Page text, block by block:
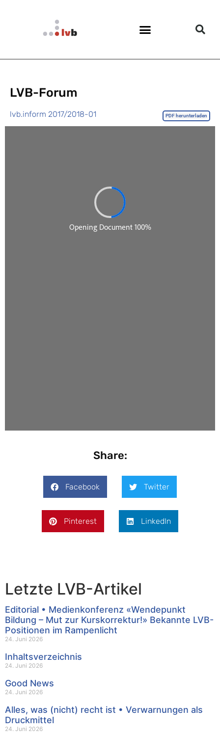
LVB-Forum
lvb.inform 2017/2018-01 PDF herunterladen
Share:
Facebook Twitter
Pinterest LinkedIn
Letzte LVB-Artikel
Editorial • Medienkonferenz «Wendepunkt
Bildung – Mut zur Kurskorrektur!» Bekannte LVB-
Positionen im Rampenlicht
24. Juni 2026
Inhaltsverzeichnis
24. Juni 2026
Good News
24. Juni 2026
Alles, was (nicht) recht ist • Verwarnungen als
Druckmittel
24. Juni 2026